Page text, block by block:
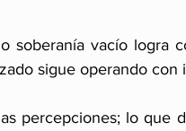
sigue operando con
percepciones; lo que